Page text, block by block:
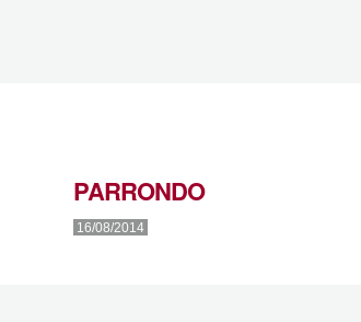
PARRONDO
16/08/2014